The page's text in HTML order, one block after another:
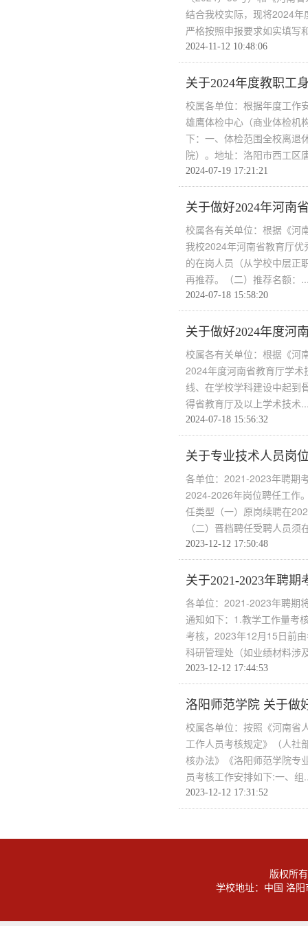
结合我校实际，现将2024
严格按照申报要求如实填写
2024-11-12 10:48:06
关于2024年度教职工
校属各单位：根据年度工作
雄鹰体检中心（商业体检机
下：一、体检范围全校离退
院）。地址：洛阳市西工区
2024-07-19 17:21:21
关于做好2024年河南
校属各有关单位：根据《河
我校2024年河南省教育厅
的在岗人员（从学校中层正
再推荐。（二）推荐名额：
2024-07-18 15:58:20
关于做好2024年度河
校属各有关单位：根据《河
2024年度河南省教育厅学
线、在学校学科建设中起到
得省教育厅及以上学术技术
2024-07-18 15:56:32
关于专业技术人员岗
各单位：2021-2023年聘期
2024-2026年岗位聘任工作
任类型（一）原岗续聘在
（二）晋档聘任受聘人员须
2023-12-12 17:50:48
关于2021-2023年聘期
各单位：2021-2023年聘期
通知如下：1.教学工作量考
考核，2023年12月15日前
科研管理处（如业绩材料涉
2023-12-12 17:44:53
洛阳师范学院 关于做
校属各单位：按照《河南省
工作人员考核规定》（人社
核办法》《洛阳师范学院专
员考核工作安排如下:一、组
2023-12-12 17:31:52
版权所
学校地址：中国 洛